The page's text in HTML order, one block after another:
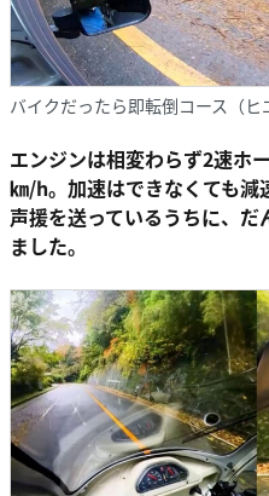
バイクだったら即転倒コース（ヒ
エンジンは相変わらず2速ホ
㎞/h。加速はできなくても減
声援を送っているうちに、
ました。